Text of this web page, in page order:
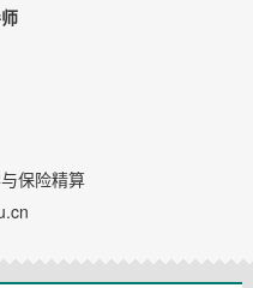
保险精算